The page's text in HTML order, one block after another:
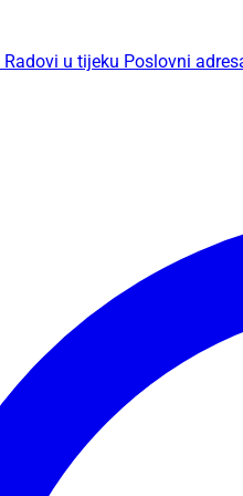
Radovi u tijeku Poslovni